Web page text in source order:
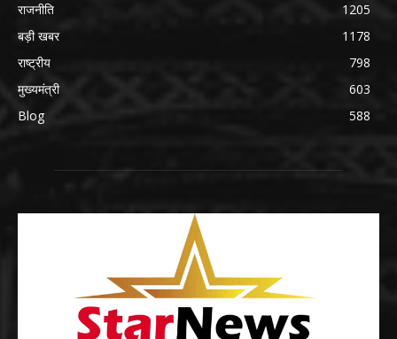
राजनीति
1205
बड़ी खबर
1178
राष्ट्रीय
798
मुख्यमंत्री
603
Blog
588